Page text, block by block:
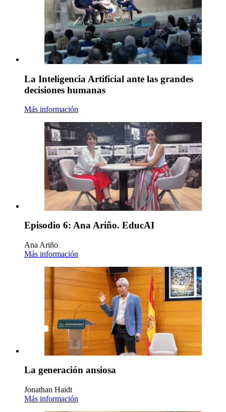
La Inteligencia Artificial ante las grandes
decisiones humanas
Más información
Episodio 6: Ana Ariño. EducAI
Ana Ariño
Más información
La generación ansiosa
Jonathan Haidt
Más información